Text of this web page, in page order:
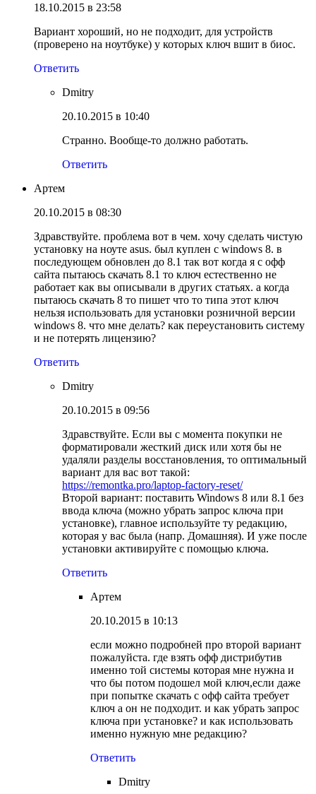
18.10.2015 в 23:58
Вариант хороший, но не подходит, для устройств
(проверено на ноутбуке) у которых ключ вшит в биос.
Ответить
Dmitry
20.10.2015 в 10:40
Странно. Вообще-то должно работать.
Ответить
Артем
20.10.2015 в 08:30
Здравствуйте. проблема вот в чем. хочу сделать чистую
установку на ноуте asus. был куплен с windows 8. в
последующем обновлен до 8.1 так вот когда я с офф
сайта пытаюсь скачать 8.1 то ключ естественно не
работает как вы описывали в других статьях. а когда
пытаюсь скачать 8 то пишет что то типа этот ключ
нельзя использовать для установки розничной версии
windows 8. что мне делать? как переустановить систему
и не потерять лицензию?
Ответить
Dmitry
20.10.2015 в 09:56
Здравствуйте. Если вы с момента покупки не
форматировали жесткий диск или хотя бы не
удаляли разделы восстановления, то оптимальный
вариант для вас вот такой:
https://remontka.pro/laptop-factory-reset/
Второй вариант: поставить Windows 8 или 8.1 без
ввода ключа (можно убрать запрос ключа при
установке), главное используйте ту редакцию,
которая у вас была (напр. Домашняя). И уже после
установки активируйте с помощью ключа.
Ответить
Артем
20.10.2015 в 10:13
если можно подробней про второй вариант
пожалуйста. где взять офф дистрибутив
именно той системы которая мне нужна и
что бы потом подошел мой ключ,если даже
при попытке скачать с офф сайта требует
ключ а он не подходит. и как убрать запрос
ключа при установке? и как использовать
именно нужную мне редакцию?
Ответить
Dmitry